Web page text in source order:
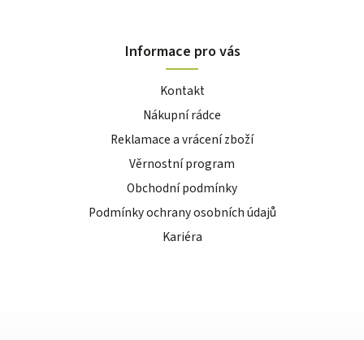
Informace pro vás
Kontakt
Nákupní rádce
Reklamace a vrácení zboží
Věrnostní program
Obchodní podmínky
Podmínky ochrany osobních údajů
Kariéra